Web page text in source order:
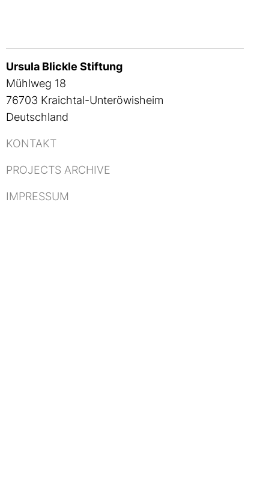
Ursula Blickle Stiftung
Mühlweg 18
76703 Kraichtal-Unteröwisheim
Deutschland
KONTAKT
PROJECTS ARCHIVE
IMPRESSUM